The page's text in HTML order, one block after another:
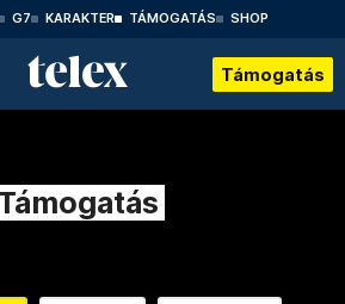
G7 KARAKTER TÁMOGATÁS SHOP
Támogatás